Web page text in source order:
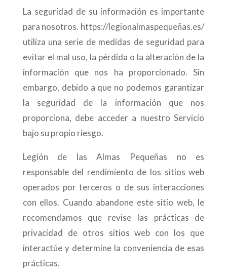
La seguridad de su información es importante
para nosotros. https://legionalmaspequeñas.es/
utiliza una serie de medidas de seguridad para
evitar el mal uso, la pérdida o la alteración de la
información que nos ha proporcionado. Sin
embargo, debido a que no podemos garantizar
la seguridad de la información que nos
proporciona, debe acceder a nuestro Servicio
bajo su propio riesgo.
Legión de las Almas Pequeñas no es
responsable del rendimiento de los sitios web
operados por terceros o de sus interacciones
con ellos. Cuando abandone este sitio web, le
recomendamos que revise las prácticas de
privacidad de otros sitios web con los que
interactúe y determine la conveniencia de esas
prácticas.